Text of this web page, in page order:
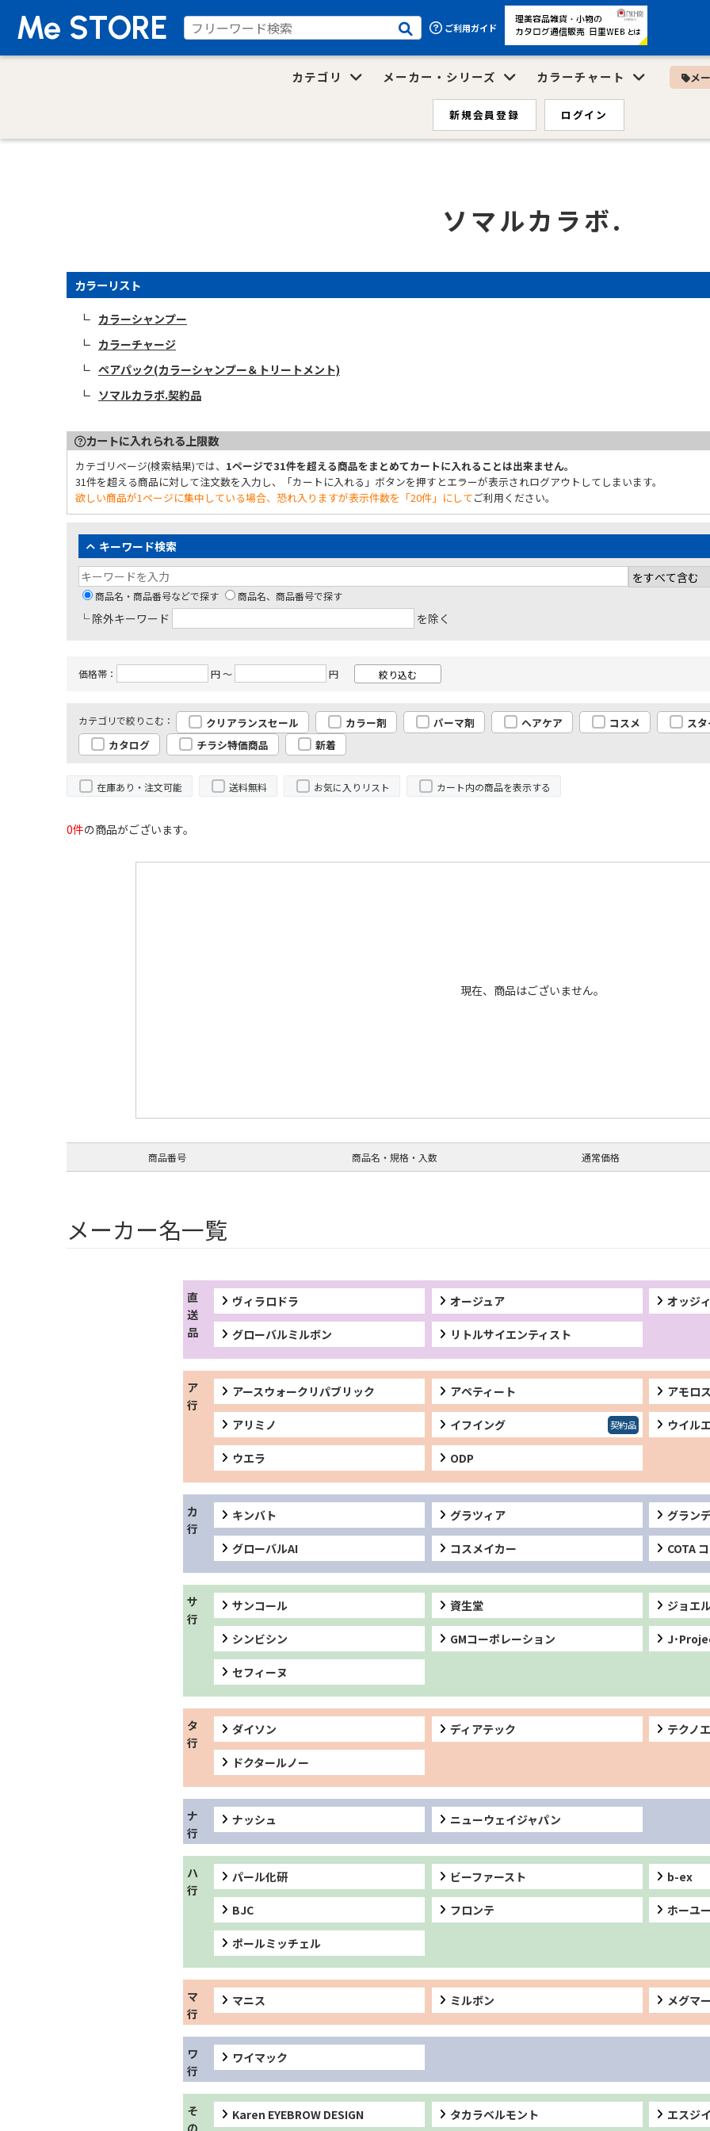
Me STORE ご利用ガイド
カテゴリ メーカー・シリーズ カラーチャート メ
新規会員登録 ログイン
ソマルカラボ.
カラーリスト
カラーシャンプー
カラーチャージ
ペアパック(カラーシャンプー＆トリートメント)
ソマルカラボ.契約品
カートに入れられる上限数
カテゴリページ(検索結果)では、 1ページで31件を超える商品をまとめてカートに入れることは出来ません。
31件を超える商品に対して注文数を入力し、「カートに入れる」ボタンを押すとエラーが表示されログアウトしてしまいます。
欲しい商品が1ページに集中している場合、恐れ入りますが表示件数を「20件」にしてご利用ください。
キーワード検索
商品名・商品番号などで探す 商品名、商品番号で探す
└ 除外キーワード を除く
価格帯： 円 ～ 円
クリアランスセール カラー剤 パーマ剤 ヘアケア コスメ ス
カタログ
チラシ特価商品 新着
在庫あり・注文可能 送料無料 お気に入りリスト カート内の商品を表示する
0件の商品がございます。
現在、商品はございません。
商品番号 商品名・規格・入数 通常価格
メーカー名一覧
ヴィラロドラ オージュア オッジ
グローバルミルボン リトルサイエンティスト
アースウォークリパブリック アペティート アモロス
アリミノ イフイング ウイル
ウエラ ODP
キンバト グラツィア グラン
グローバルAI コスメイカー COTA
サンコール 資生堂 ジョエ
シンビシン GMコーポレーション J･
セフィーヌ
ダイソン ディアテック テクノ
ドクタールノー
ナッシュ ニューウェイジャパン
パール化研 ビーファースト b-ex
BJC フロンテ ホーユー
ポールミッチェル
マニス ミルボン メグマ
ワイマック
Karen EYEBROW DESIGN タカラベルモント エスジイ